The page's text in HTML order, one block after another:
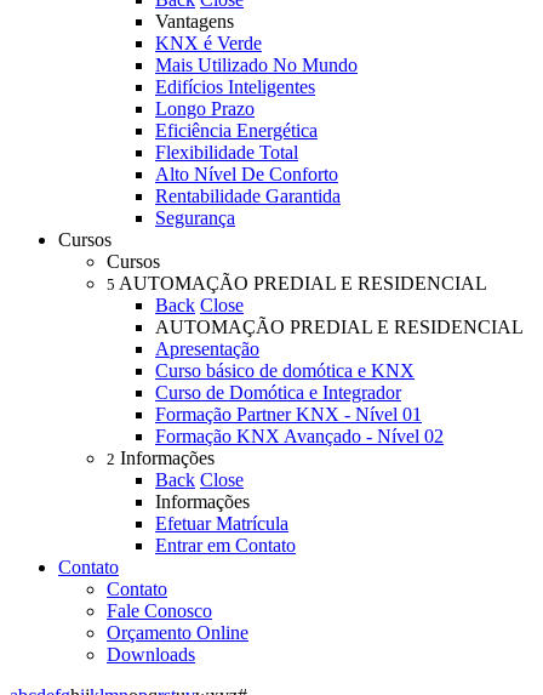
Vantagens
KNX é Verde
Mais Utilizado No Mundo
Edifícios Inteligentes
Longo Prazo
Eficiência Energética
Flexibilidade Total
Alto Nível De Conforto
Rentabilidade Garantida
Segurança
Cursos
Cursos
5 AUTOMAÇÃO PREDIAL E RESIDENCIAL
Back Close
AUTOMAÇÃO PREDIAL E RESIDENCIAL
Apresentação
Curso básico de domótica e KNX
Curso de Domótica e Integrador
Formação Partner KNX - Nível 01
Formação KNX Avançado - Nível 02
2 Informações
Back Close
Informações
Efetuar Matrícula
Entrar em Contato
Contato
Contato
Fale Conosco
Orçamento Online
Downloads